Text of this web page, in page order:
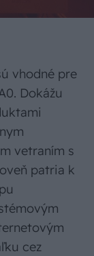
vhodné pre
Dokážu
vetraním s
patria k
cez